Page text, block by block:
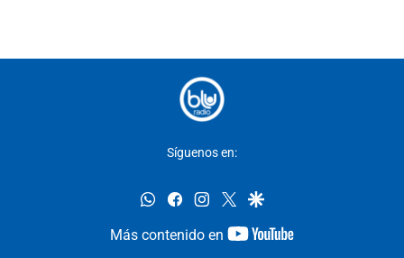
Síguenos en:
whatsappfacebookinstagram
twittergoogle
Más contenido en
youtube-